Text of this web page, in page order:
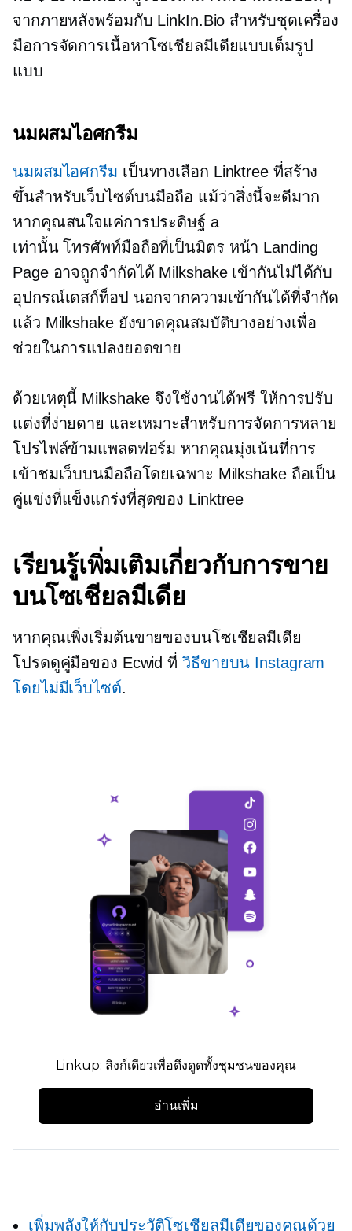
จากภายหลังพร้อมกับ LinkIn.Bio สำหรับชุดเครื่อง
มือการจัดการเนื้อหาโซเชียลมีเดียแบบเต็มรูป
แบบ
นมผสมไอศกรีม
นมผสมไอศกรีม เป็นทางเลือก Linktree ที่สร้าง
ขึ้นสำหรับเว็บไซต์บนมือถือ แม้ว่าสิ่งนี้จะดีมาก
หากคุณสนใจแค่การประดิษฐ์ a
เท่านั้นโทรศัพท์มือถือที่เป็นมิตร หน้า Landing
Page อาจถูกจำกัดได้ Milkshake เข้ากันไม่ได้กับ
อุปกรณ์เดสก์ท็อป นอกจากความเข้ากันได้ที่จำกัด
แล้ว Milkshake ยังขาดคุณสมบัติบางอย่างเพื่อ
ช่วยในการแปลงยอดขาย
ด้วยเหตุนี้ Milkshake จึงใช้งานได้ฟรี ให้การปรับ
แต่งที่ง่ายดาย และเหมาะสำหรับการจัดการหลาย
โปรไฟล์ข้ามแพลตฟอร์ม หากคุณมุ่งเน้นที่การ
เข้าชมเว็บบนมือถือโดยเฉพาะ Milkshake ถือเป็น
คู่แข่งที่แข็งแกร่งที่สุดของ Linktree
เรียนรู้เพิ่มเติมเกี่ยวกับการขาย
บนโซเชียลมีเดีย
หากคุณเพิ่งเริ่มต้นขายของบนโซเชียลมีเดีย
โปรดดูคู่มือของ Ecwid ที่ วิธีขายบน Instagram
โดยไม่มีเว็บไซต์.
Linkup: ลิงก์เดียวเพื่อดึงดูดทั้งชุมชนของคุณ
อ่านเพิ่ม
เพิ่มพลังให้กับประวัติโซเชียลมีเดียของคุณด้วย